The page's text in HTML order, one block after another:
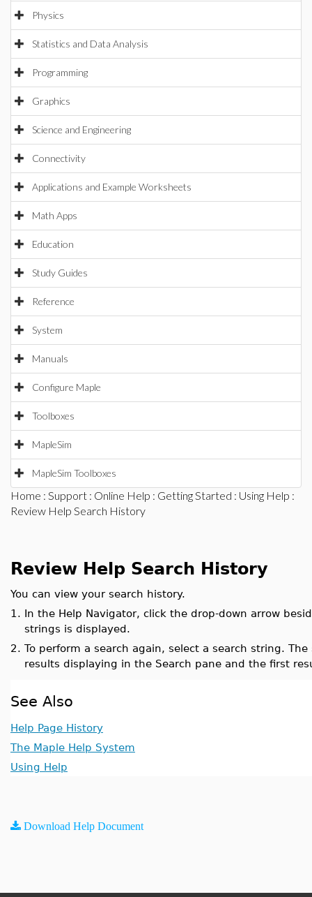
Physics
Statistics and Data Analysis
Programming
Graphics
Science and Engineering
Connectivity
Applications and Example Worksheets
Math Apps
Education
Study Guides
Reference
System
Manuals
Configure Maple
Toolboxes
MapleSim
MapleSim Toolboxes
Home : Support : Online Help : Getting Started : Using Help :
Review Help Search History
Review Help Search History
You can view your search history.
1. In the Help Navigator, click the drop-down arrow
strings is displayed.
2. To perform a search again, select a search string.
results displaying in the Search pane and the first
See Also
Help Page History
The Maple Help System
Using Help
Download Help Document